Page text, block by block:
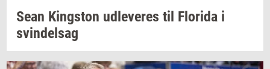
Sean King­s­ton ud­le­ve­res til Fl­o­ri­da i
svin­del­sag